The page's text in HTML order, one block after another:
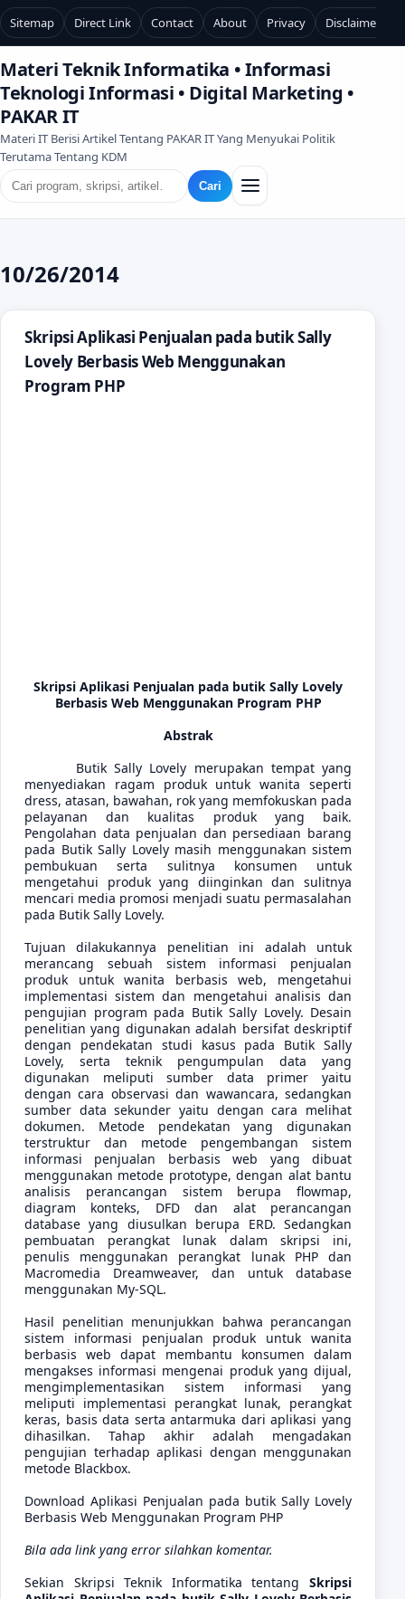
Sitemap Direct Link Contact About Privacy Disclaimer
Materi Teknik Informatika • Informasi
Teknologi Informasi • Digital Marketing •
PAKAR IT
Materi IT Berisi Artikel Tentang PAKAR IT Yang Menyukai Politik
Terutama Tentang KDM
Cari
10/26/2014
Skripsi Aplikasi Penjualan pada butik Sally
Lovely Berbasis Web Menggunakan
Program PHP
Skripsi Aplikasi Penjualan pada butik Sally Lovely
Berbasis Web Menggunakan Program PHP
Abstrak
Butik Sally Lovely merupakan tempat yang
menyediakan ragam produk untuk wanita seperti
dress, atasan, bawahan, rok yang memfokuskan pada
pelayanan dan kualitas produk yang baik.
Pengolahan data penjualan dan persediaan barang
pada Butik Sally Lovely masih menggunakan sistem
pembukuan serta sulitnya konsumen untuk
mengetahui produk yang diinginkan dan sulitnya
mencari media promosi menjadi suatu permasalahan
pada Butik Sally Lovely.
Tujuan dilakukannya penelitian ini adalah untuk
merancang sebuah sistem informasi penjualan
produk untuk wanita berbasis web, mengetahui
implementasi sistem dan mengetahui analisis dan
pengujian program pada Butik Sally Lovely. Desain
penelitian yang digunakan adalah bersifat deskriptif
dengan pendekatan studi kasus pada Butik Sally
Lovely, serta teknik pengumpulan data yang
digunakan meliputi sumber data primer yaitu
dengan cara observasi dan wawancara, sedangkan
sumber data sekunder yaitu dengan cara melihat
dokumen. Metode pendekatan yang digunakan
terstruktur dan metode pengembangan sistem
informasi penjualan berbasis web yang dibuat
menggunakan metode prototype, dengan alat bantu
analisis perancangan sistem berupa flowmap,
diagram konteks, DFD dan alat perancangan
database yang diusulkan berupa ERD. Sedangkan
pembuatan perangkat lunak dalam skripsi ini,
penulis menggunakan perangkat lunak PHP dan
Macromedia Dreamweaver, dan untuk database
menggunakan My-SQL.
Hasil penelitian menunjukkan bahwa perancangan
sistem informasi penjualan produk untuk wanita
berbasis web dapat membantu konsumen dalam
mengakses informasi mengenai produk yang dijual,
mengimplementasikan sistem informasi yang
meliputi implementasi perangkat lunak, perangkat
keras, basis data serta antarmuka dari aplikasi yang
dihasilkan. Tahap akhir adalah mengadakan
pengujian terhadap aplikasi dengan menggunakan
metode Blackbox.
Download Aplikasi Penjualan pada butik Sally Lovely
Berbasis Web Menggunakan Program PHP
Bila ada link yang error silahkan komentar.
Sekian Skripsi Teknik Informatika tentang Skripsi